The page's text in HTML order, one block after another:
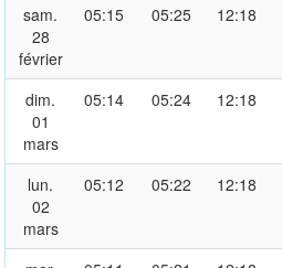
sam.
28
février
05:15 05:25 12:18
dim.
01
mars
05:14 05:24 12:18
lun.
02
mars
05:12 05:22 12:18